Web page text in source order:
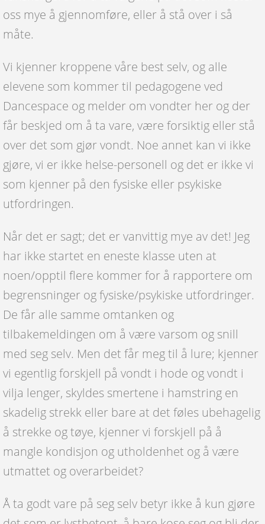
oss mye å gjennomføre, eller å stå over i så
måte.
Vi kjenner kroppene våre best selv, og alle
elevene som kommer til pedagogene ved
Dancespace og melder om vondter her og der
får beskjed om å ta vare, være forsiktig eller stå
over det som gjør vondt. Noe annet kan vi ikke
gjøre, vi er ikke helse-personell og det er ikke vi
som kjenner på den fysiske eller psykiske
utfordringen.
Når det er sagt; det er vanvittig mye av det! Jeg
har ikke startet en eneste klasse uten at
noen/opptil flere kommer for å rapportere om
begrensninger og fysiske/psykiske utfordringer.
De får alle samme omtanken og
tilbakemeldingen om å være varsom og snill
med seg selv. Men det får meg til å lure; kjenner
vi egentlig forskjell på vondt i hode og vondt i
vilja lenger, skyldes smertene i hamstring en
skadelig strekk eller bare at det føles ubehagelig
å strekke og tøye, kjenner vi forskjell på å
mangle kondisjon og utholdenhet og å være
utmattet og overarbeidet?
Å ta godt vare på seg selv betyr ikke å kun gjøre